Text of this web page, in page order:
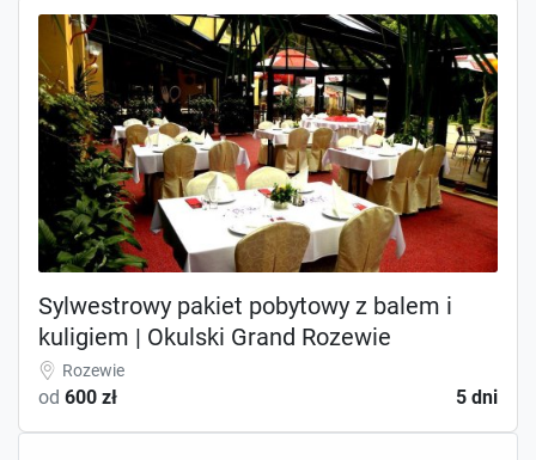
Sylwestrowy pakiet pobytowy z balem i
kuligiem | Okulski Grand Rozewie
Rozewie
od 600 zł 5 dni